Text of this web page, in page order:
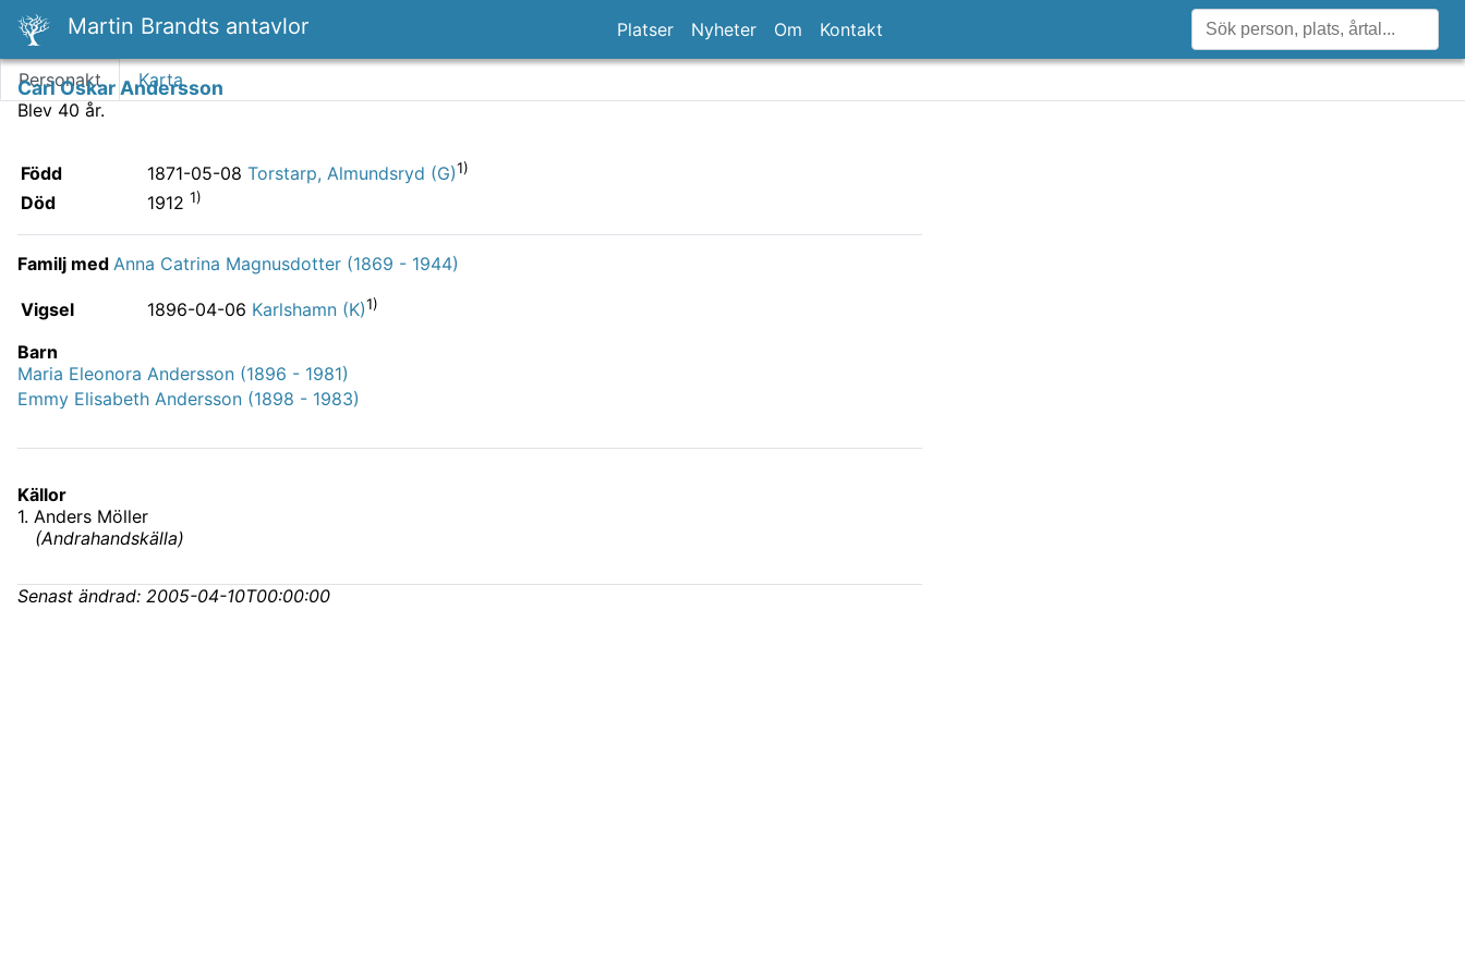
Martin Brandts antavlor Platser Nyheter Om Kontakt
Personakt Karta
Carl Oskar Andersson
Blev 40 år.
Född 1871-05-08 Torstarp, Almundsryd (G)1)
Död 1912 1)
Familj med Anna Catrina Magnusdotter (1869 - 1944)
Vigsel 1896-04-06 Karlshamn (K)1)
Barn
Maria Eleonora Andersson (1896 - 1981)
Emmy Elisabeth Andersson (1898 - 1983)
Källor
1. Anders Möller
(Andrahandskälla)
Senast ändrad: 2005-04-10T00:00:00